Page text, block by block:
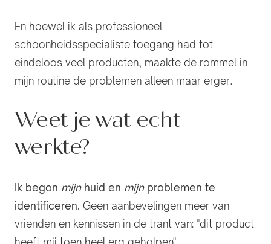
En hoewel ik als professioneel
schoonheidsspecialiste toegang had tot
eindeloos veel producten, maakte de rommel in
mijn routine de problemen alleen maar erger.
Weet je wat echt
werkte?
Ik begon mijnhuid en mijnproblemen te
identificeren. Geen aanbevelingen meer van
vrienden en kennissen in de trant van: "dit product